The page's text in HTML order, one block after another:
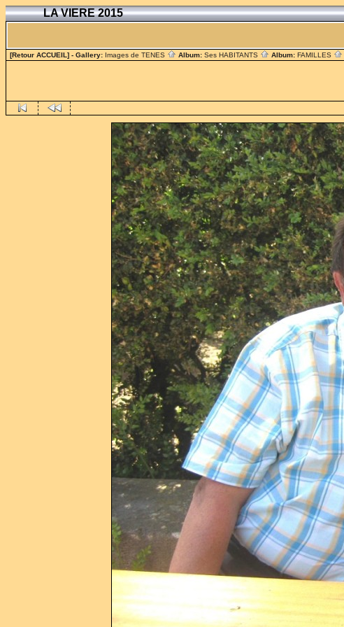
LA VIERE 2015
[Retour ACCUEIL] - Gallery: Images de TENES Album: Ses HABITANTS Album: FAMILLES